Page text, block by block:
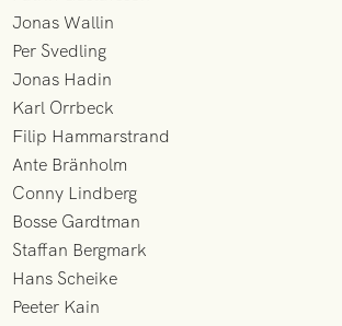
Jonas Wallin
Per Svedling
Jonas Hadin
Karl Orrbeck
Filip Hammarstrand
Ante Bränholm
Conny Lindberg
Bosse Gardtman
Staffan Bergmark
Hans Scheike
Peeter Kain